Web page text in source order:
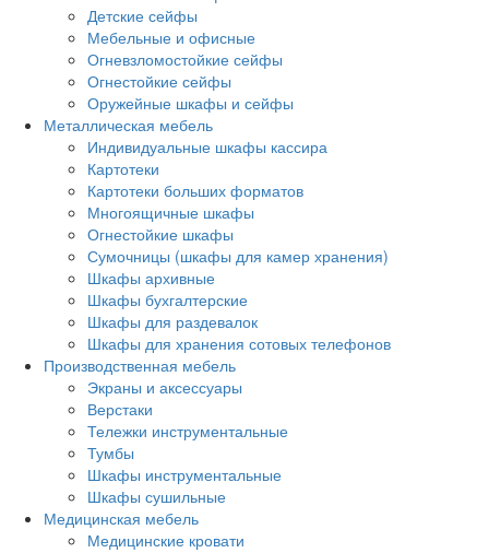
Детские сейфы
Мебельные и офисные
Огневзломостойкие сейфы
Огнестойкие сейфы
Оружейные шкафы и сейфы
Металлическая мебель
Индивидуальные шкафы кассира
Картотеки
Картотеки больших форматов
Многоящичные шкафы
Огнестойкие шкафы
Сумочницы (шкафы для камер хранения)
Шкафы архивные
Шкафы бухгалтерские
Шкафы для раздевалок
Шкафы для хранения сотовых телефонов
Производственная мебель
Экраны и аксессуары
Верстаки
Тележки инструментальные
Тумбы
Шкафы инструментальные
Шкафы сушильные
Медицинская мебель
Медицинские кровати